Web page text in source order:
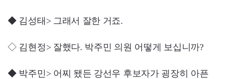
◆ 김성태> 그래서 잘한 거죠.
◇ 김현정> 잘했다. 박주민 의원 어떻게 보십니까?
◆ 박주민> 어찌 됐든 강선우 후보자가 굉장히 아픈